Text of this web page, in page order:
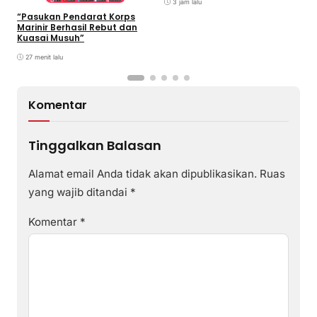
“Pasukan Pendarat Korps
Marinir Berhasil Rebut dan
Kuasai Musuh”
27 menit lalu
Football sebagai Festival
3 jam lalu
Komentar
Tinggalkan Balasan
Alamat email Anda tidak akan dipublikasikan. Ruas
yang wajib ditandai *
Komentar *